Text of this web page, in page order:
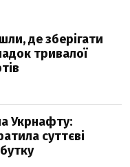
де зберігати
тривалої
Укрнафту:
суттєві